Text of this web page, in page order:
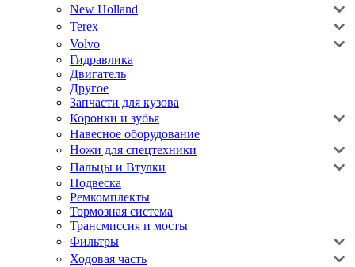
New Holland
Terex
Volvo
Гидравлика
Двигатель
Другое
Запчасти для кузова
Коронки и зубья
Навесное оборудование
Ножи для спецтехники
Пальцы и Втулки
Подвеска
Ремкомплекты
Тормозная система
Трансмиссия и мосты
Фильтры
Ходовая часть